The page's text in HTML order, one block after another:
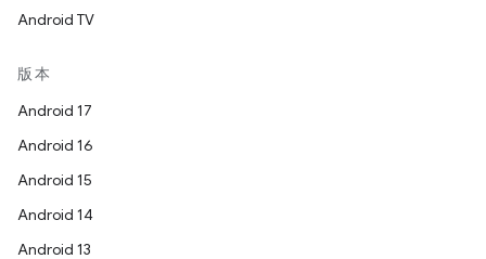
Android TV
版本
Android 17
Android 16
Android 15
Android 14
Android 13